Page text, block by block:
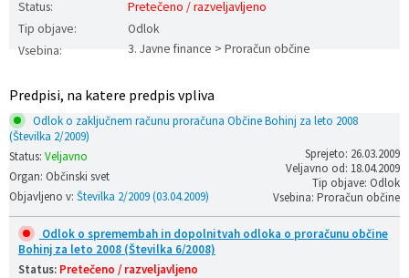
Status:
Pretečeno / razveljavljeno
Tip objave:
Odlok
Vsebina:
3. Javne finance > Proračun občine
Predpisi, na katere predpis vpliva
Odlok o zaključnem računu proračuna Občine Bohinj za leto 2008
(Številka 2/2009)
Status: Veljavno
Organ: Občinski svet
Objavljeno v: Številka 2/2009 (03.04.2009)
Sprejeto: 26.03.2009
Veljavno od: 18.04.2009
Tip objave: Odlok
Vsebina: Proračun občine
Odlok o spremembah in dopolnitvah odloka o proračunu občine
Bohinj za leto 2008 (Številka 6/2008)
Status: Pretečeno / razveljavljeno
Prostorski dokumenti
Občinski predpisi
Skupna občinska uprava
Kontakt
Pogosta vprašanja
Lokacije defibrilatorjev
Števec kolesarjev
Hišna in ledinska imena